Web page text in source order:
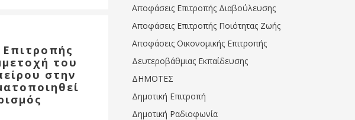
του
στην
Αποφάσεις Επιτροπής Διαβούλευσης
Αποφάσεις Επιτροπής Ποιότητας Ζωής
Αποφάσεις Οικονομικής Επιτροπής
Δευτεροβάθμιας Εκπαίδευσης
ΔΗΜΟΤΕΣ
Δημοτική Επιτροπή
Δημοτική Ραδιοφωνία